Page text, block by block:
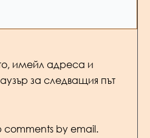
имейл адреса и
за следващия път
comments by email.